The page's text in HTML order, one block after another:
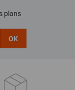
plans
OK